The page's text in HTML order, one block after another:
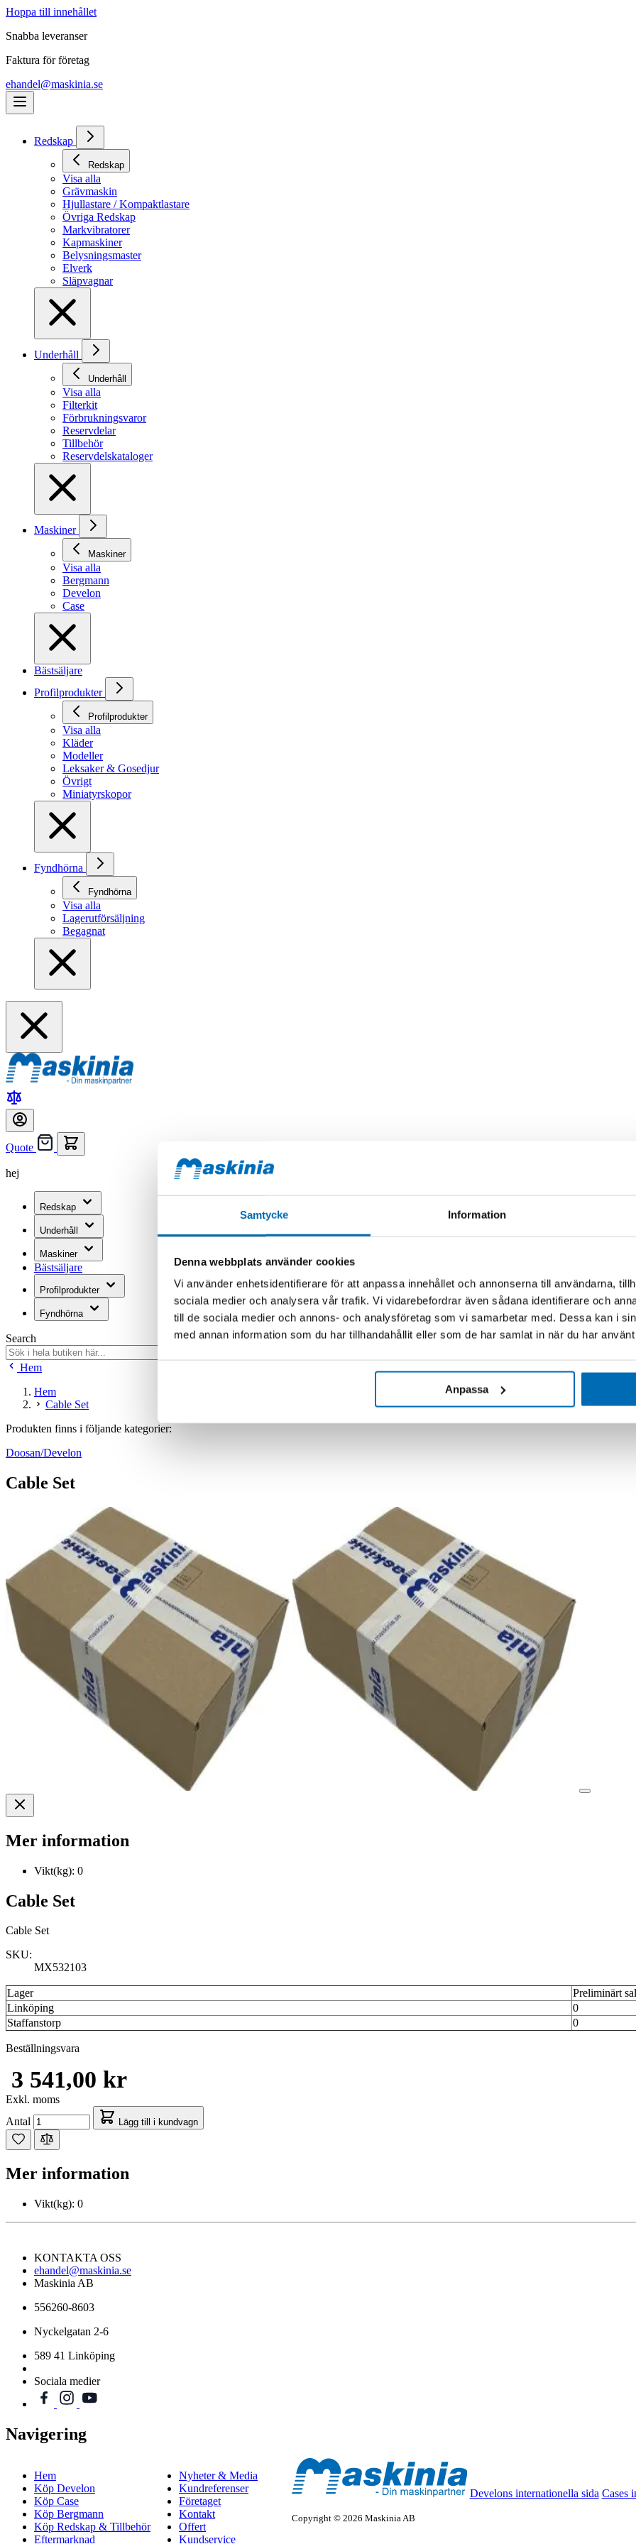
Samtycke Information
Denna webbplats använder cookies
Vi använder enhetsidentifierare för att anpassa innehållet och annonserna till användarna,
sociala medier och analysera vår trafik. Vi vidarebefordrar även sådana identifierare och
till de sociala medier och annons- och analysföretag som vi samarbetar med. Dessa kan i
med annan information som du har tillhandahållit eller som de har samlat in när du har
Anpassa
Hoppa till innehållet
Snabba leveranser
Faktura för företag
ehandel@maskinia.se
Redskap
Redskap
Visa alla
Grävmaskin
Hjullastare / Kompaktlastare
Övriga Redskap
Markvibratorer
Kapmaskiner
Belysningsmaster
Elverk
Släpvagnar
Underhåll
Underhåll
Visa alla
Filterkit
Förbrukningsvaror
Reservdelar
Tillbehör
Reservdelskataloger
Maskiner
Maskiner
Visa alla
Bergmann
Develon
Case
Bästsäljare
Profilprodukter
Profilprodukter
Visa alla
Kläder
Modeller
Leksaker & Gosedjur
Övrigt
Miniatyrskopor
Fyndhörna
Fyndhörna
Visa alla
Lagerutförsäljning
Begagnat
Quote
hej
Redskap
Underhåll
Maskiner
Bästsäljare
Profilprodukter
Fyndhörna
Search
Hem
Hem
Cable Set
Produkten finns i följande kategorier:
Doosan/Develon
Cable Set
Mer information
Vikt(kg): 0
Cable Set
Cable Set
SKU:
MX532103
Lager
Preliminärt
Linköping
0
Staffanstorp
0
Beställningsvara
3 541,00 kr
Exkl. moms
Antal
Lägg till i kundvagn
Mer information
Vikt(kg): 0
KONTAKTA OSS
ehandel@maskinia.se
Maskinia AB
556260-8603
Nyckelgatan 2-6
589 41 Linköping
Sociala medier
Navigering
Hem
Köp Develon
Köp Case
Köp Bergmann
Köp Redskap & Tillbehör
Eftermarknad
Nyheter & Media
Kundreferenser
Företaget
Kontakt
Offert
Kundservice
Develons internationella sida Cases
Copyright © 2026 Maskinia AB